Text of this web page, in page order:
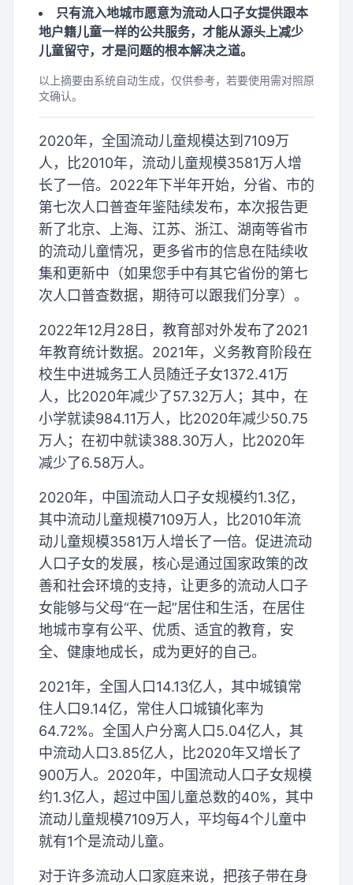
只有流入地城市愿意为流动人口子女提供跟本
地户籍儿童一样的公共服务，才能从源头上减少
儿童留守，才是问题的根本解决之道。
以上摘要由系统自动生成，仅供参考，若要使用需对照原
文确认。
2020年，全国流动儿童规模达到7109万
人，比2010年，流动儿童规模3581万人增
长了一倍。2022年下半年开始，分省、市的
第七次人口普查年鉴陆续发布，本次报告更
新了北京、上海、江苏、浙江、湖南等省市
的流动儿童情况，更多省市的信息在陆续收
集和更新中（如果您手中有其它省份的第七
次人口普查数据，期待可以跟我们分享）。
2022年12月28日，教育部对外发布了2021
年教育统计数据。2021年，义务教育阶段在
校生中进城务工人员随迁子女1372.41万
人，比2020年减少了57.32万人；其中，在
小学就读984.11万人，比2020年减少50.75
万人；在初中就读388.30万人，比2020年
减少了6.58万人。
2020年，中国流动人口子女规模约1.3亿，
其中流动儿童规模7109万人，比2010年流
动儿童规模3581万人增长了一倍。促进流动
人口子女的发展，核心是通过国家政策的改
善和社会环境的支持，让更多的流动人口子
女能够与父母“在一起”居住和生活，在居住
地城市享有公平、优质、适宜的教育，安
全、健康地成长，成为更好的自己。
2021年，全国人口14.13亿人，其中城镇常
住人口9.14亿，常住人口城镇化率为
64.72%。全国人户分离人口5.04亿人，其
中流动人口3.85亿人，比2020年又增长了
900万人。2020年，中国流动人口子女规模
约1.3亿人，超过中国儿童总数的40%，其中
流动儿童规模7109万人，平均每4个儿童中
就有1个是流动儿童。
对于许多流动人口家庭来说，把孩子带在身